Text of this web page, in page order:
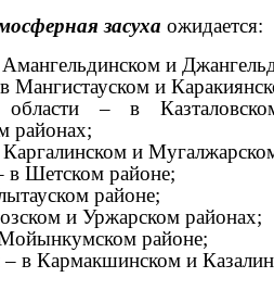
засуха ожидается:
и
Мангистауском и
области – в
районах;
и
в Шетском районе;
районе;
и Уржарском районах;
районе;
в Кармакшинском и